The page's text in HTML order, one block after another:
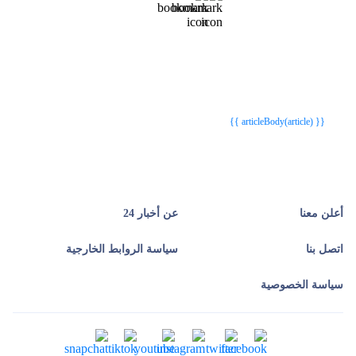
{{ articleBody(article) }}
أعلن معنا عن أخبار 24
اتصل بنا سياسة الروابط الخارجية
سياسة الخصوصية